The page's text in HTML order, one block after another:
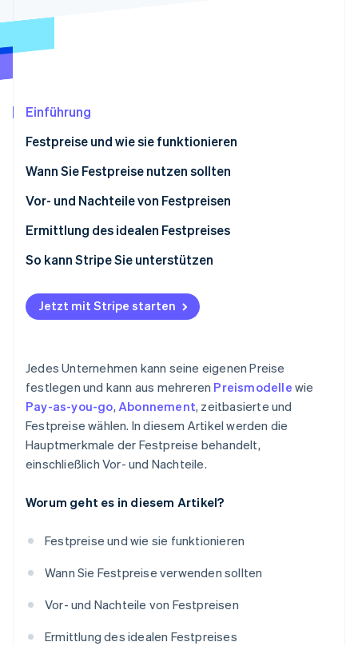
Identity
Online-Identitätsprüfung
Erfahren Sie, wie Stripe Lösungen für die
Einführung
Festpreise und wie sie funktionieren
Wann Sie Festpreise nutzen sollten
Vor- und Nachteile von Festpreisen
Ermittlung des idealen Festpreises
So kann Stripe Sie unterstützen
Jetzt mit Stripe starten
Jedes Unternehmen kann seine eigenen Preise
festlegen und kann aus mehreren Preismodelle wie
Pay-as-you-go,Abonnement, zeitbasierte und
Festpreise wählen. In diesem Artikel werden die
Hauptmerkmale der Festpreise behandelt,
einschließlich Vor- und Nachteile.
Worum geht es in diesem Artikel?
Festpreise und wie sie funktionieren
Wann Sie Festpreise verwenden sollten
Vor- und Nachteile von Festpreisen
Ermittlung des idealen Festpreises